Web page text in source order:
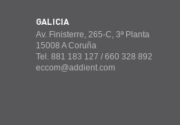
GALICIA
Av. Finisterre, 265-C, 3ª Planta
15008 A Coruña
Tel. 881 183 127 / 660 328 892
eccom@addient.com